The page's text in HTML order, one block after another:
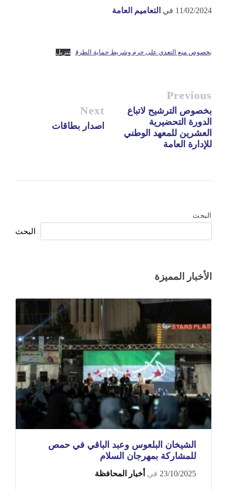
11/02/2024 في التعاميم العامة
بخصوص منع التعدي على حرم وشريط حماية الطرق تنزيل
Previous
بخصوص الترشيح لاتباع
الدورة التحضيرية
العشرين للمعهد الوطني
للإدارة العامة
Next
اصدار بطاقات
البحث
البحث
الأخبار المميزة
الشيخان البلعوس وعبد الباقي في حمص
للمشاركة بمهرجان السلام
23/10/2025 في أخبار المحافظة